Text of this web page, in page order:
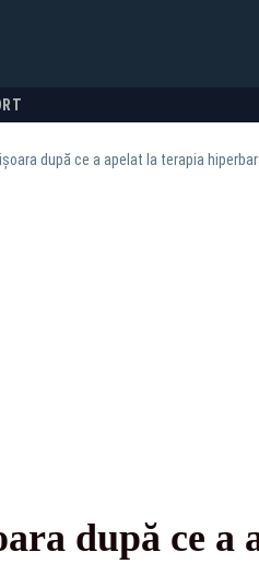
după ce a apelat la terapia
după ce